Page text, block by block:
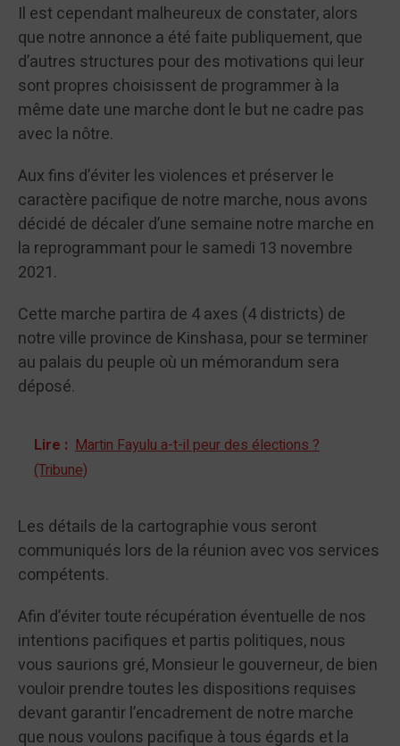
Il est cependant malheureux de constater, alors
que notre annonce a été faite publiquement, que
d’autres structures pour des motivations qui leur
sont propres choisissent de programmer à la
même date une marche dont le but ne cadre pas
avec la nôtre.
Aux fins d’éviter les violences et préserver le
caractère pacifique de notre marche, nous avons
décidé de décaler d’une semaine notre marche en
la reprogrammant pour le samedi 13 novembre
2021.
Cette marche partira de 4 axes (4 districts) de
notre ville province de Kinshasa, pour se terminer
au palais du peuple où un mémorandum sera
déposé.
Lire : Martin Fayulu a-t-il peur des élections ?
(Tribune)
Les détails de la cartographie vous seront
communiqués lors de la réunion avec vos services
compétents.
Afin d’éviter toute récupération éventuelle de nos
intentions pacifiques et partis politiques, nous
vous saurions gré, Monsieur le gouverneur, de bien
vouloir prendre toutes les dispositions requises
devant garantir l’encadrement de notre marche
que nous voulons pacifique à tous égards et la